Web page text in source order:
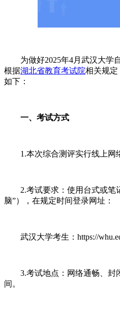
为做好2025年4月武汉大学自
根据湖北省教育考试院相关规定
如下：
一、考试方式
1.本次综合测评实行线上网
2.考试要求：使用台式或笔
脑”），在规定时间登录网址：
武汉大学考生：https://
3.考试地点：网络通畅、封
间。